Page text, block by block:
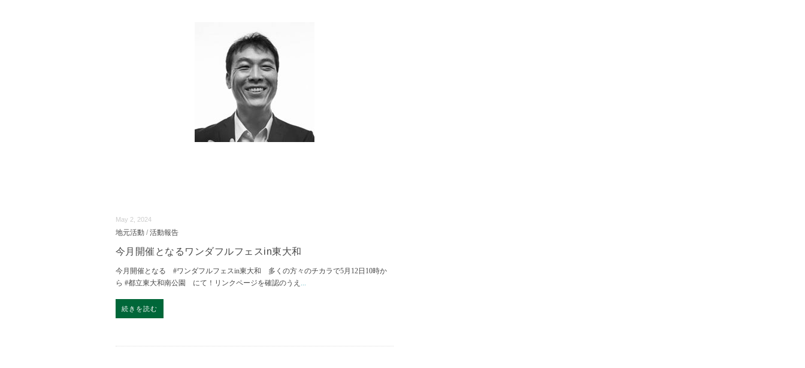
May 2, 2024
地元活動/ 活動報告
今月開催となるワンダフルフェスin東大和
今月開催となる #ワンダフルフェスin東大和 多くの方々のチカラで5月12日10時か
ら #都立東大和南公園 にて！リンクページを確認のうえ ...
続きを読む